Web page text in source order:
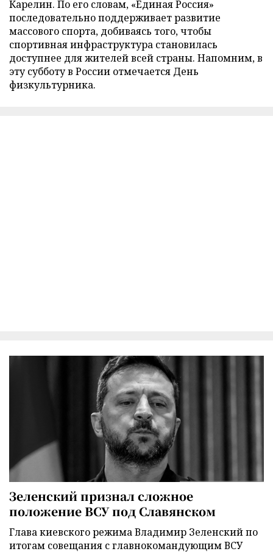
Карелин. По его словам, «Единая Россия»
последовательно поддерживает развитие
массового спорта, добиваясь того, чтобы
спортивная инфраструктура становилась
доступнее для жителей всей страны. Напомним, в
эту субботу в России отмечается День
физкультурника.
Зеленский признал сложное
положение ВСУ под Славянском
Глава киевского режима Владимир Зеленский по
итогам совещания с главнокомандующим ВСУ